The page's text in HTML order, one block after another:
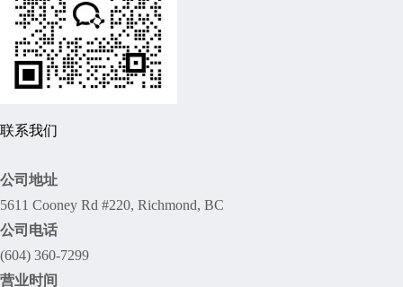
联系我们
公司地址
5611 Cooney Rd #220, Richmond, BC
公司电话
(604) 360-7299
营业时间